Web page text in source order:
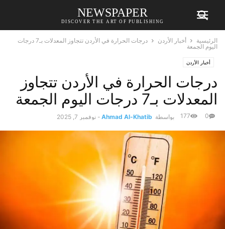
NEWSPAPER
DISCOVER THE ART OF PUBLISHING
الرئيسية أخبار الأردن
درجات الحرارة في الأردن تتجاوز المعدلات بـ7 درجات
اليوم الجمعة
أخبار الأردن
درجات الحرارة في الأردن تتجاوز
المعدلات بـ7 درجات اليوم الجمعة
بواسطة Ahmad Al-Khatib
- نوفمبر 7, 2025 0
177